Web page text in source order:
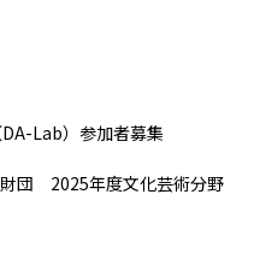
Lab）参加者募集
財団 2025年度文化芸術分野